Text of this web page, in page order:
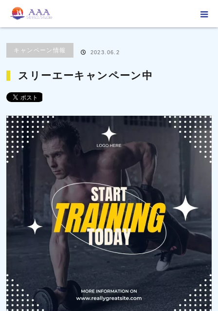
ブログ
キャンペーン情報 2023.06.2
スリーエーキャンペーン中